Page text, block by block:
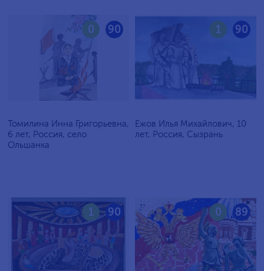
90
0
Томилина Инна Григорьевна,
6 лет, Россия, село
Ольшанка
90
1
Ежов Илья Михайлович, 10
лет, Россия, Сызрань
90
1 89
0